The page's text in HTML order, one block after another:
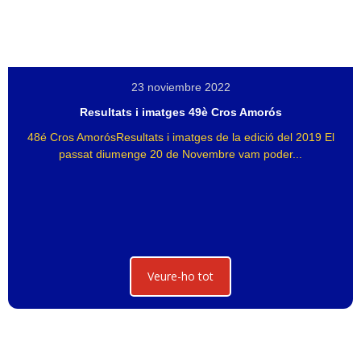
23 noviembre 2022
Resultats i imatges 49è Cros Amorós
48é Cros AmorósResultats i imatges de la edició del 2019 El
passat diumenge 20 de Novembre vam poder...
Veure-ho tot